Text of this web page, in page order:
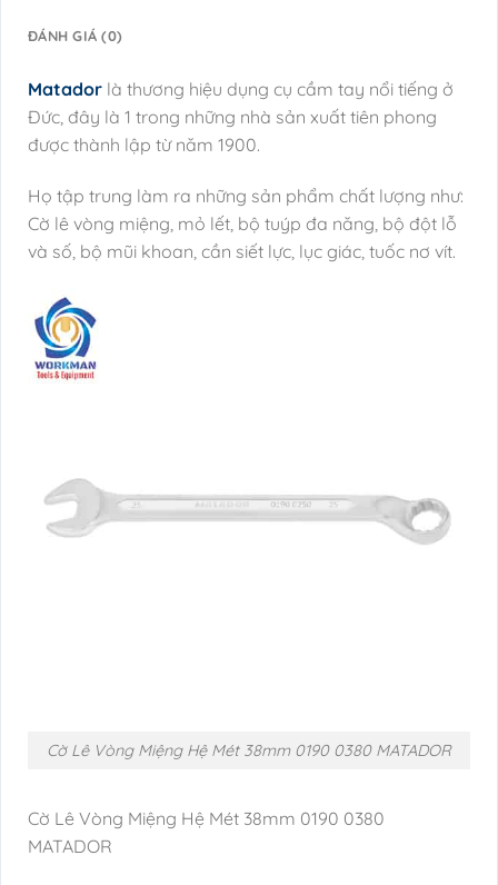
ĐÁNH GIÁ (0)
Matador là thương hiệu dụng cụ cầm tay nổi tiếng ở
Đức, đây là 1 trong những nhà sản xuất tiên phong
được thành lập từ năm 1900.
Họ tập trung làm ra những sản phẩm chất lượng như:
Cờ lê vòng miệng, mỏ lết, bộ tuýp đa năng, bộ đột lỗ
và số, bộ mũi khoan, cần siết lực, lục giác, tuốc nơ vít.
Cờ Lê Vòng Miệng Hệ Mét 38mm 0190 0380 MATADOR
Cờ Lê Vòng Miệng Hệ Mét 38mm 0190 0380
MATADOR